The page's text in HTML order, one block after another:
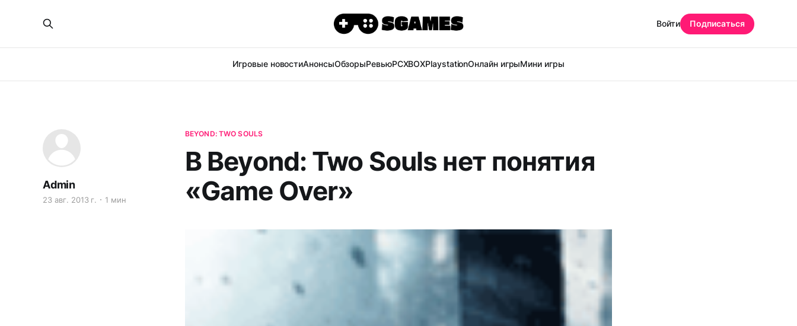
Игровые новостиАнонсыОбзорыРевьюPCXBOXPlaystationОнлайн игрыМини игры
Войти Подписаться
BEYOND: TWO SOULS
В Beyond: Two Souls нет понятия
«Game Over»
Admin
23 авг. 2013 г. 1 мин